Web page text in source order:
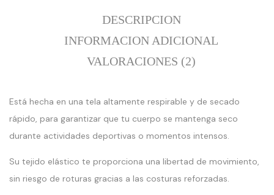
DESCRIPCION
INFORMACION ADICIONAL
VALORACIONES (2)
Está hecha en una tela altamente respirable y de secado
rápido, para garantizar que tu cuerpo se mantenga seco
durante actividades deportivas o momentos intensos.
Su tejido elástico te proporciona una libertad de movimiento,
sin riesgo de roturas gracias a las costuras reforzadas.